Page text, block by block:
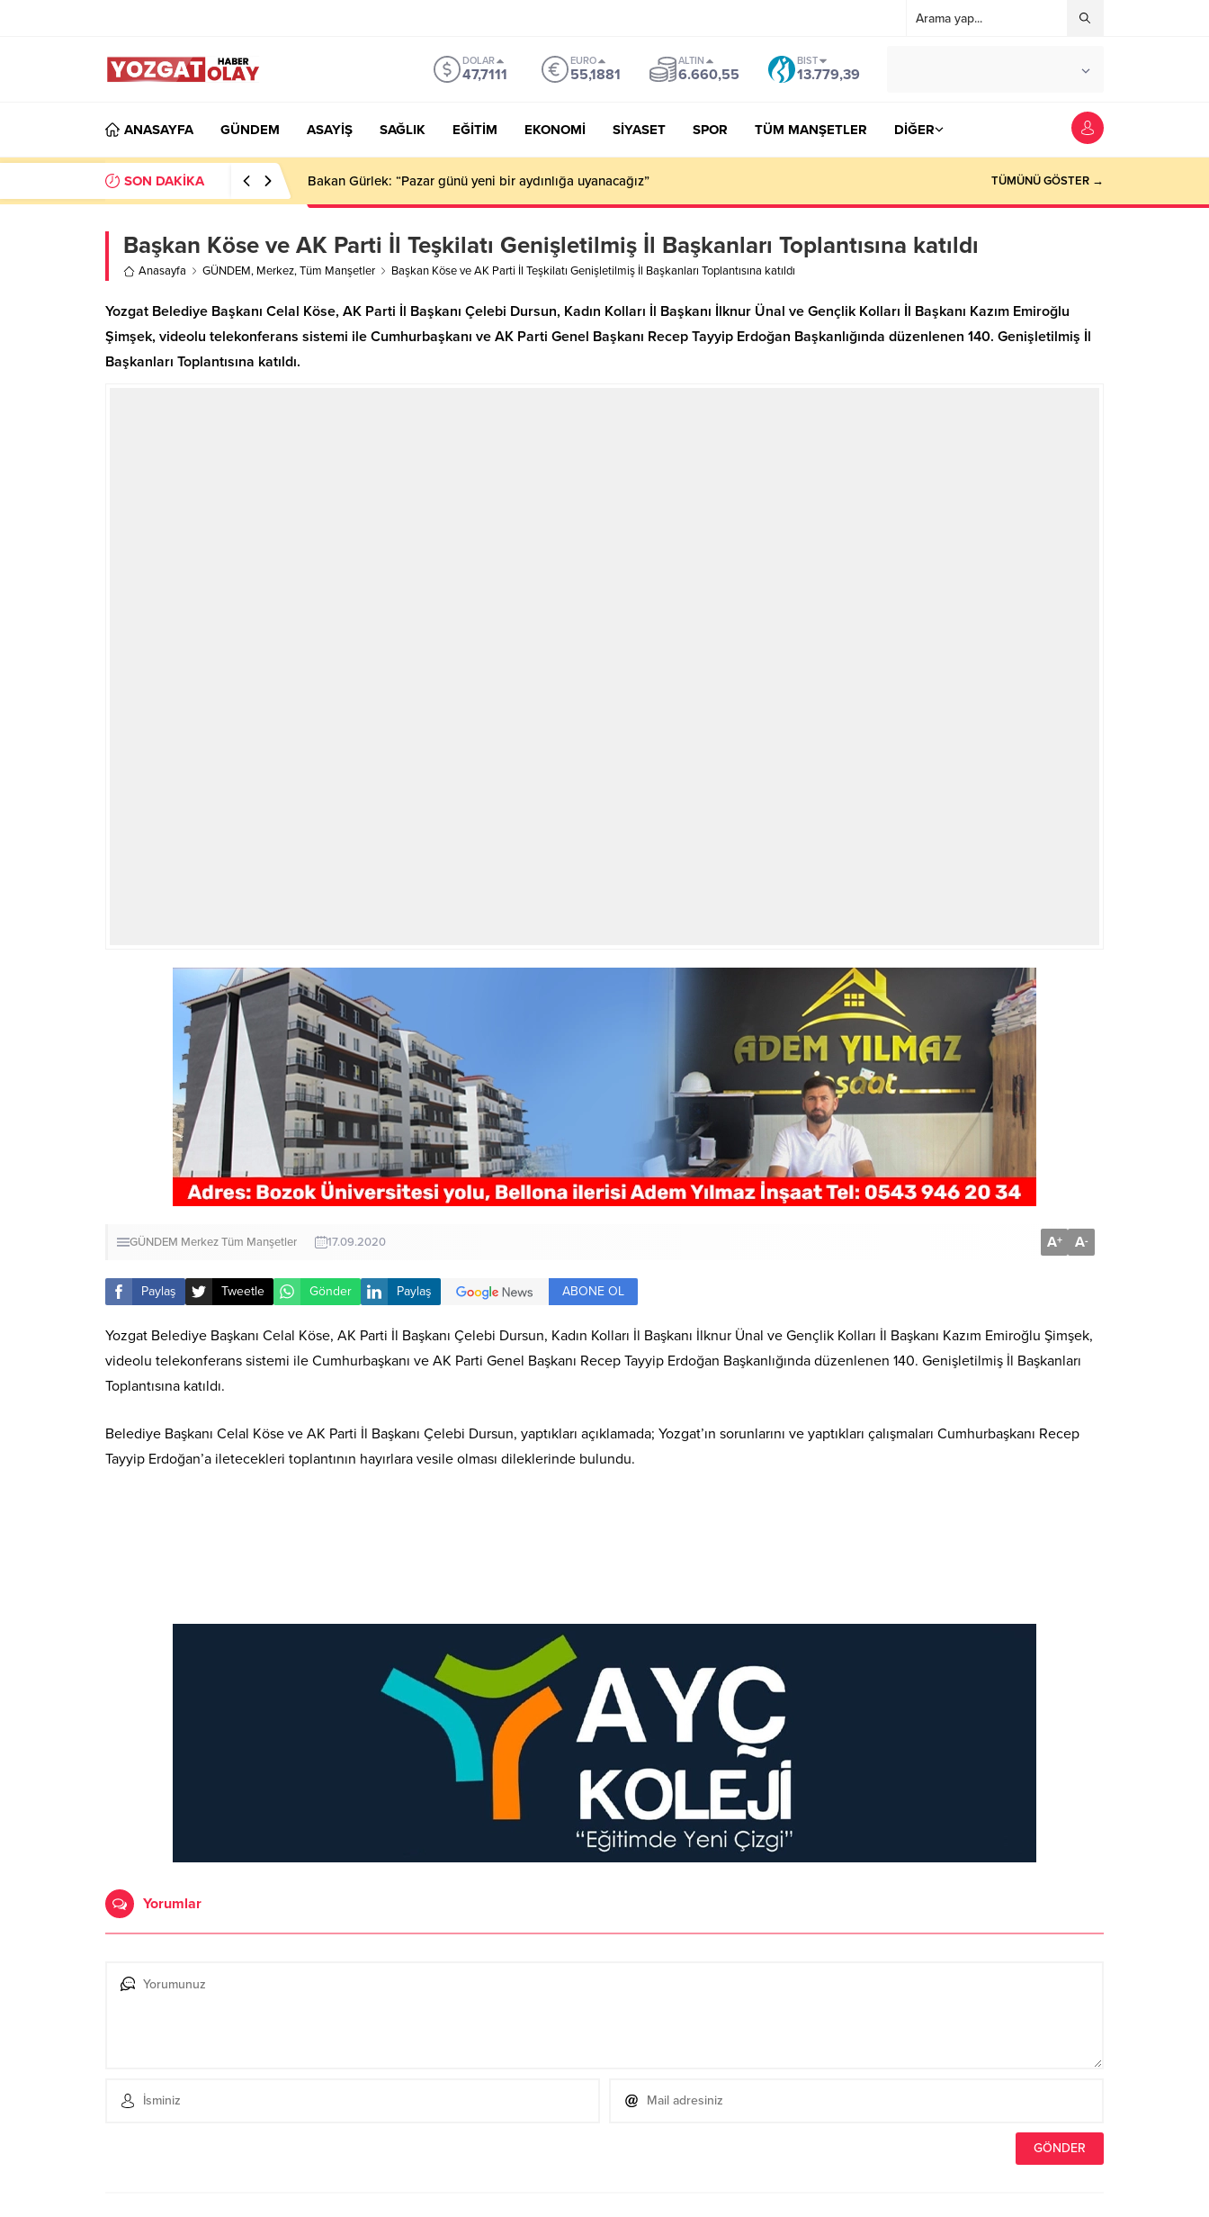
DOLAR
47,7111
EURO
55,1881
ALTIN
6.660,55
BIST
13.779,39
ANASAYFA GÜNDEM ASAYİŞ SAĞLIK EĞİTİM EKONOMİ SİYASET SPOR TÜM MANŞETLER DİĞER
SON DAKİKA Bakan Gürlek: “Pazar günü yeni bir aydınlığa uyanacağız” TÜMÜNÜ GÖSTER →
Başkan Köse ve AK Parti İl Teşkilatı Genişletilmiş İl Başkanları Toplantısına katıldı
Anasayfa GÜNDEM, Merkez,Tüm Manşetler Başkan Köse ve AK Parti İl Teşkilatı Genişletilmiş İl Başkanları Toplantısına katıldı
Yozgat Belediye Başkanı Celal Köse, AK Parti İl Başkanı Çelebi Dursun, Kadın Kolları İl Başkanı İlknur Ünal ve Gençlik Kolları İl Başkanı Kazım Emiroğlu
Şimşek, videolu telekonferans sistemi ile Cumhurbaşkanı ve AK Parti Genel Başkanı Recep Tayyip Erdoğan Başkanlığında düzenlenen 140. Genişletilmiş İl
Başkanları Toplantısına katıldı.
GÜNDEM MerkezTüm Manşetler 17.09.2020 A+ A-
Paylaş Tweetle Gönder Paylaş ABONE OL
Yozgat Belediye Başkanı Celal Köse, AK Parti İl Başkanı Çelebi Dursun, Kadın Kolları İl Başkanı İlknur Ünal ve Gençlik Kolları İl Başkanı Kazım Emiroğlu Şimşek,
videolu telekonferans sistemi ile Cumhurbaşkanı ve AK Parti Genel Başkanı Recep Tayyip Erdoğan Başkanlığında düzenlenen 140. Genişletilmiş İl Başkanları
Toplantısına katıldı.
Belediye Başkanı Celal Köse ve AK Parti İl Başkanı Çelebi Dursun, yaptıkları açıklamada; Yozgat’ın sorunlarını ve yaptıkları çalışmaları Cumhurbaşkanı Recep
Tayyip Erdoğan’a iletecekleri toplantının hayırlara vesile olması dileklerinde bulundu.
Yorumlar